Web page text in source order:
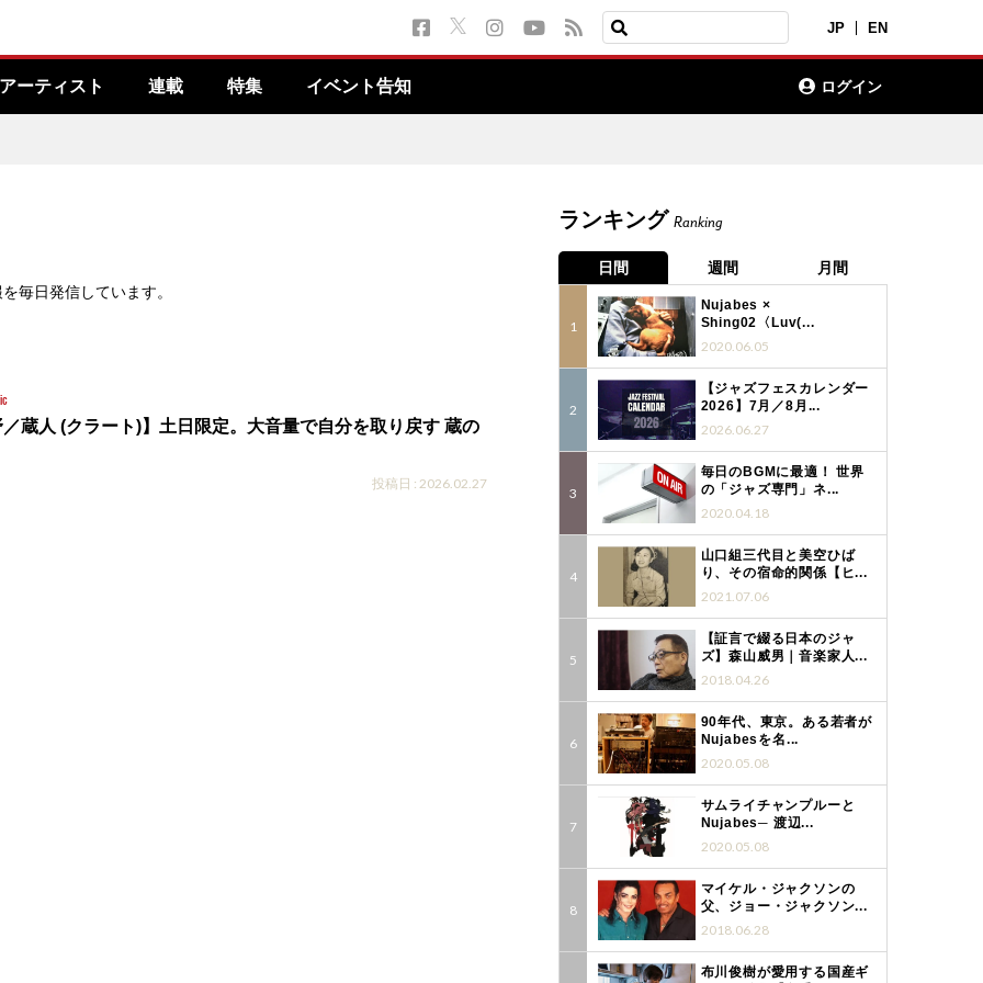
JP EN
ーティスト 連載 特集 イベント告知 ログイン
毎日発信しています。
蔵人 (クラート)】土日限定。大音量で自分を取り戻す 蔵の
投稿日 : 2026.02.27
ランキング Ranking
日間 週間 月間
Nujabes ×
Shing02〈Luv(...
2020.06.05
【ジャズフェスカレンダー
2026】7月／8月...
2026.06.27
毎日のBGMに最適！ 世界
の「ジャズ専門」ネ...
2020.04.18
山口組三代目と美空ひば
り、その宿命的関係【ヒ...
2021.07.06
【証言で綴る日本のジャ
ズ】森山威男｜音楽家人...
2018.04.26
90年代、東京。ある若者が
Nujabesを名...
2020.05.08
サムライチャンプルーと
Nujabes─ 渡辺...
2020.05.08
マイケル・ジャクソンの
父、ジョー・ジャクソン...
2018.06.28
布川俊樹が愛用する国産ギ